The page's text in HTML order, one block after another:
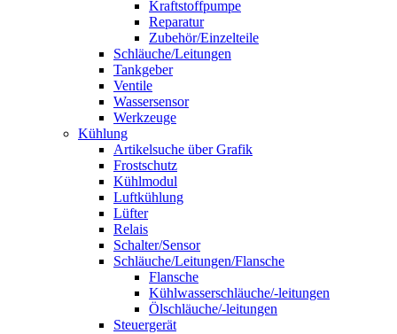
Kraftstoffpumpe
Reparatur
Zubehör/Einzelteile
Schläuche/Leitungen
Tankgeber
Ventile
Wassersensor
Werkzeuge
Kühlung
Artikelsuche über Grafik
Frostschutz
Kühlmodul
Luftkühlung
Lüfter
Relais
Schalter/Sensor
Schläuche/Leitungen/Flansche
Flansche
Kühlwasserschläuche/-leitungen
Ölschläuche/-leitungen
Steuergerät